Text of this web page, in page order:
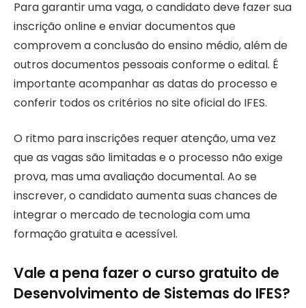
Para garantir uma vaga, o candidato deve fazer sua
inscrição online e enviar documentos que
comprovem a conclusão do ensino médio, além de
outros documentos pessoais conforme o edital. É
importante acompanhar as datas do processo e
conferir todos os critérios no site oficial do IFES.
O ritmo para inscrições requer atenção, uma vez
que as vagas são limitadas e o processo não exige
prova, mas uma avaliação documental. Ao se
inscrever, o candidato aumenta suas chances de
integrar o mercado de tecnologia com uma
formação gratuita e acessível.
Vale a pena fazer o curso gratuito de
Desenvolvimento de Sistemas do IFES?